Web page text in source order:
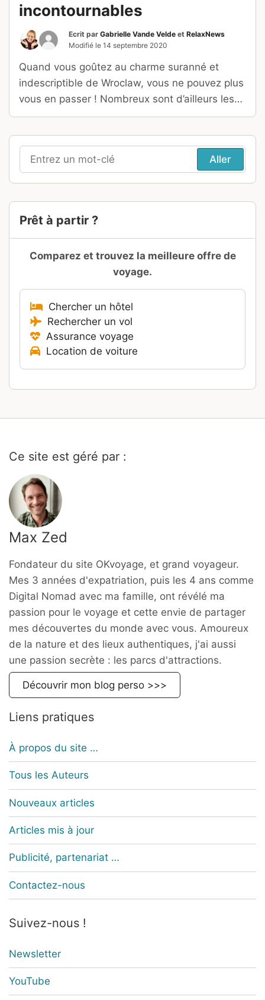
incontournables
Ecrit par Gabrielle Vande Velde et RelaxNews
Modifié le 14 septembre 2020
Quand vous goûtez au charme suranné et
indescriptible de Wroclaw, vous ne pouvez plus
vous en passer ! Nombreux sont d’ailleurs les
voyageurs pour lesquels Wroclaw demeure un
comprenons : dynamique, alternative et
culturelle, la sympathique bourgade a tout
Recherche
pour
Prêt à partir ?
Comparez et trouvez la meilleure offre de
voyage.
Chercher un hôtel
Rechercher un vol
Assurance voyage
Location de voiture
Ce site est géré par :
Max Zed
Fondateur du site OKvoyage, et grand voyageur.
Mes 3 années d'expatriation, puis les 4 ans comme
Digital Nomad avec ma famille, ont révélé ma
passion pour le voyage et cette envie de partager
mes découvertes du monde avec vous. Amoureux
de la nature et des lieux authentiques, j'ai aussi
une passion secrète : les parcs d'attractions.
Découvrir mon blog perso >>>
Liens pratiques
À propos du site …
Tous les Auteurs
Nouveaux articles
Articles mis à jour
Publicité, partenariat …
Contactez-nous
Suivez-nous !
Newsletter
YouTube